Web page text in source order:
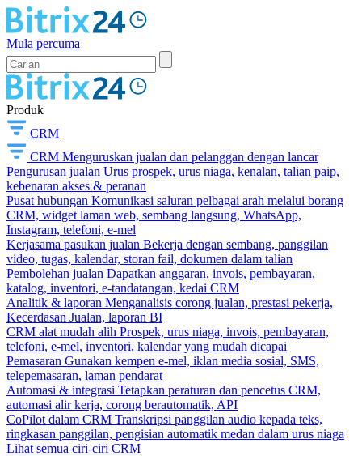
Mula percuma
Produk
CRM
CRM Menguruskan jualan dan pelanggan dengan lancar
Pengurusan jualan Urus prospek, urus niaga, kenalan, talian paip,
kebenaran akses & peranan
Pusat hubungan Komunikasi saluran pelbagai arah melalui borang
CRM, widget laman web, sembang langsung, WhatsApp,
Instagram, telefoni, e-mel
Kerjasama pasukan jualan Bekerja dengan sembang, panggilan
video, tugas, kalendar, storan fail, dokumen dalam talian
Pembolehan jualan Dapatkan anggaran, invois, pembayaran,
katalog, inventori, e-tandatangan, kedai CRM
Analitik & laporan Menganalisis corong jualan, prestasi pekerja,
Kecerdasan Jualan, laporan BI
CRM alat mudah alih Prospek, urus niaga, invois, pembayaran,
telefoni, e-mel, inventori, kalendar yang mudah dicapai
Pemasaran Gunakan kempen e-mel, iklan media sosial, SMS,
telepemasaran, laman pendarat
Automasi & integrasi Tetapkan peraturan dan pencetus CRM,
automasi alir kerja, corong berautomatik, API
CoPilot dalam CRM Transkripsi panggilan audio kepada teks,
ringkasan panggilan, pengisian automatik medan dalam urus niaga
Lihat semua ciri-ciri CRM